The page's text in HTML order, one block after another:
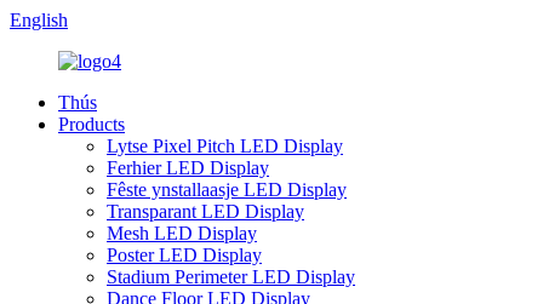
English
Thús
Products
Lytse Pixel Pitch LED Display
Ferhier LED Display
Fêste ynstallaasje LED Display
Transparant LED Display
Mesh LED Display
Poster LED Display
Stadium Perimeter LED Display
Dance Floor LED Display